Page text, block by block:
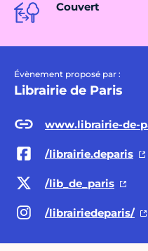
Couvert
Évènement proposé par :
Librairie de Paris
www.librairie-de-
/librairie.deparis
/lib_de_paris
/librairiedeparis/